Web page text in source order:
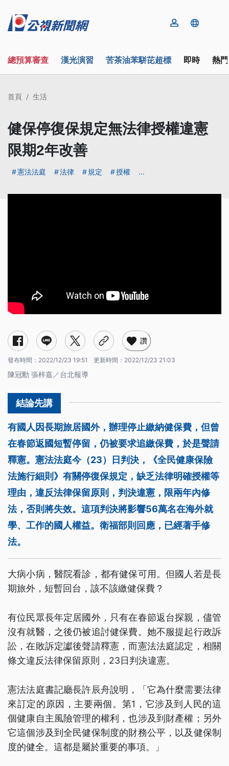
總預算審查 漢光演習 苦茶油苯駢芘超標 即時 熱
首頁 生活
健保停復保規定無法律授權違憲
限期2年改善
憲法法庭 法律 規定 授權 ...
讚
發布時間： 2022/12/23 19:51 更新時間： 2022/12/23 21:03
陳冠勳 張梓嘉／台北報導
有國人因長期旅居國外，辦理停止繳納健保費，但曾
在春節返國短暫停留，仍被要求追繳保費，於是聲請
釋憲。憲法法庭今（23）日判決，《全民健康保險
法施行細則》有關停復保規定，缺乏法律明確授權等
理由，違反法律保留原則，判決違憲，限兩年內修
法，否則將失效。這項判決將影響56萬名在海外就
學、工作的國人權益。衛福部則回應，已經著手修
法。
大病小病，醫院看診，都有健保可用。但國人若是長
期旅外，短暫回台，該不該繳健保費？
有位民眾長年定居國外，只有在春節返台探親，儘管
沒有就醫，之後仍被追討健保費。她不服提起行政訴
訟，在敗訴定讞後聲請釋憲，而憲法法庭認定，相關
條文違反法律保留原則，23日判決違憲。
憲法法庭書記廳長許辰舟說明，「它為什麼需要法律
來訂定的原因，主要兩個。第1，它涉及到人民的這
個健康自主風險管理的權利，也涉及到財產權；另外
它這個涉及到全民健保制度的財務公平，以及健保制
度的健全。這都是屬於重要的事項。」